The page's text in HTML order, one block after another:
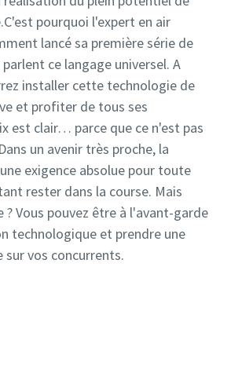
pourquoi l'expert en air
lancé sa première série de
ce langage universel. A
installer cette technologie de
et profiter de tous ses
est clair… parce que ce n'est pas
un avenir très proche, la
exigence absolue pour toute
rester dans la course. Mais
Vous pouvez être à l'avant-garde
technologique et prendre une
sur vos concurrents.